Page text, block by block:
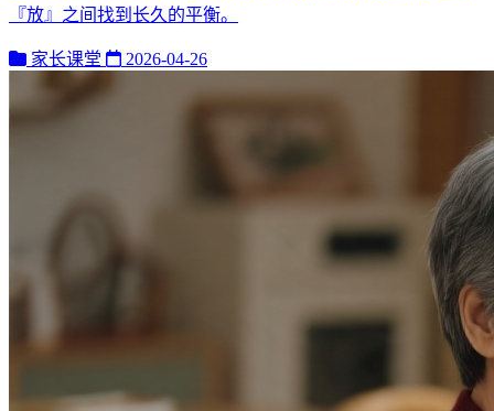
『放』之间找到长久的平衡。
家长课堂 2026-04-26